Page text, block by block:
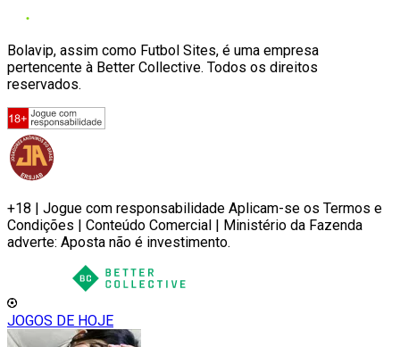
Bolavip, assim como Futbol Sites, é uma empresa
pertencente à Better Collective. Todos os direitos
reservados.
+18 | Jogue com responsabilidade Aplicam-se os Termos e
Condições | Conteúdo Comercial | Ministério da Fazenda
adverte: Aposta não é investimento.
JOGOS DE HOJE